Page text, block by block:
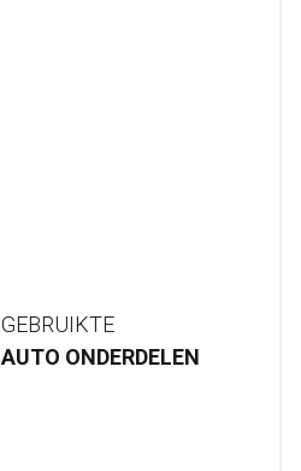
GEBRUIKTE
AUTO ONDERDELEN